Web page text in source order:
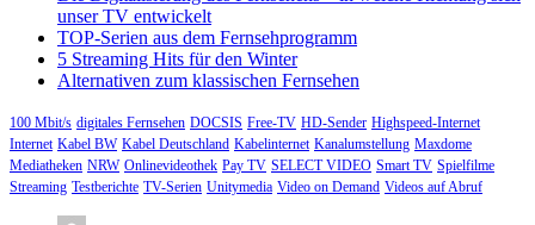
unser TV entwickelt
TOP-Serien aus dem Fernsehprogramm
5 Streaming Hits für den Winter
Alternativen zum klassischen Fernsehen
100 Mbit/s digitales Fernsehen DOCSIS Free-TV HD-Sender Highspeed-Internet
Internet Kabel BW Kabel Deutschland Kabelinternet Kanalumstellung Maxdome
Mediatheken NRW Onlinevideothek Pay TV SELECT VIDEO Smart TV Spielfilme
Streaming Testberichte TV-Serien Unitymedia Video on Demand Videos auf Abruf